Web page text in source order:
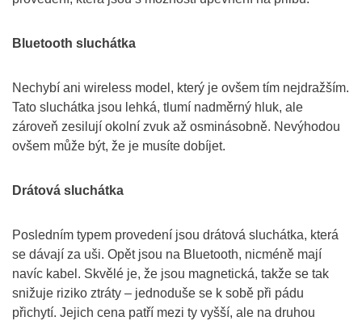
Bluetooth sluchátka
Nechybí ani wireless model, který je ovšem tím nejdražším.
Tato sluchátka jsou lehká, tlumí nadměrný hluk, ale
zároveň zesilují okolní zvuk až osminásobně. Nevýhodou
ovšem může být, že je musíte dobíjet.
Drátová sluchátka
Posledním typem provedení jsou drátová sluchátka, která
se dávají za uši. Opět jsou na Bluetooth, nicméně mají
navíc kabel. Skvělé je, že jsou magnetická, takže se tak
snižuje riziko ztráty – jednoduše se k sobě při pádu
přichytí. Jejich cena patří mezi ty vyšší, ale na druhou